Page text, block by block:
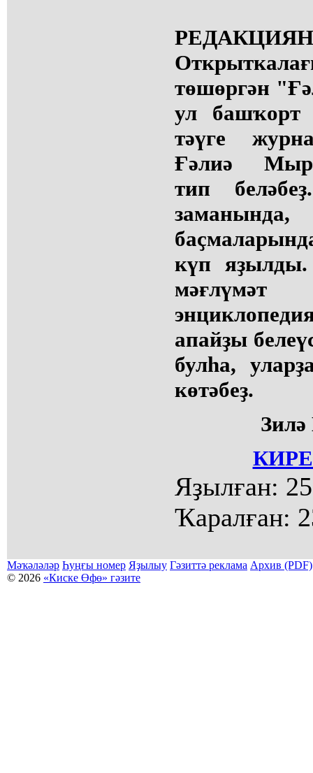
төшөргән
ул башҡорт
тәүге
Ғәлиә
тип
күп
апайҙы
булһа,
көтәбеҙ.
Яҙылған:
Ҡаралған:
Мәҡәләләр Һуңғы номер Яҙылыу Гәзиттә реклама Архив (PDF)
© 2026 «Киске Өфө» гәзите